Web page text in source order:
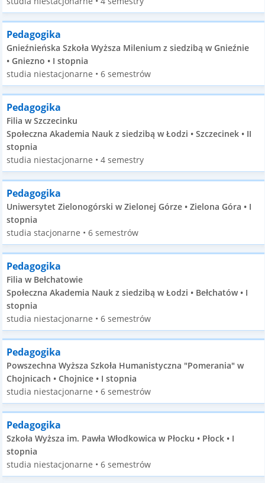
Pedagogika
Gnieźnieńska Szkoła Wyższa Milenium z siedzibą w Gnieźnie
• Gniezno • I stopnia
studia niestacjonarne • 6 semestrów
Pedagogika
Filia w Szczecinku
Społeczna Akademia Nauk z siedzibą w Łodzi • Szczecinek • II
stopnia
studia niestacjonarne • 4 semestry
Pedagogika
Uniwersytet Zielonogórski w Zielonej Górze • Zielona Góra • I
stopnia
studia stacjonarne • 6 semestrów
Pedagogika
Filia w Bełchatowie
Społeczna Akademia Nauk z siedzibą w Łodzi • Bełchatów • I
stopnia
studia niestacjonarne • 6 semestrów
Pedagogika
Powszechna Wyższa Szkoła Humanistyczna "Pomerania" w
Chojnicach • Chojnice • I stopnia
studia niestacjonarne • 6 semestrów
Pedagogika
Szkoła Wyższa im. Pawła Włodkowica w Płocku • Płock • I
stopnia
studia niestacjonarne • 6 semestrów